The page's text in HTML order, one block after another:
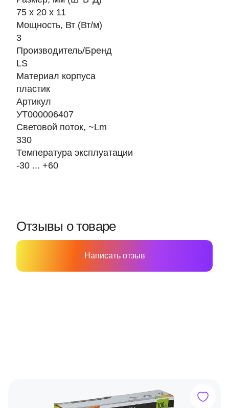
75 x 20 x 11
Мощность, Вт (Вт/м)
3
Производитель/Бренд
LS
Материал корпуса
пластик
Артикул
УТ000006407
Световой поток, ~Lm
330
Температура эксплуатации
-30 ... +60
Отзывы о товаре
Написать отзыв